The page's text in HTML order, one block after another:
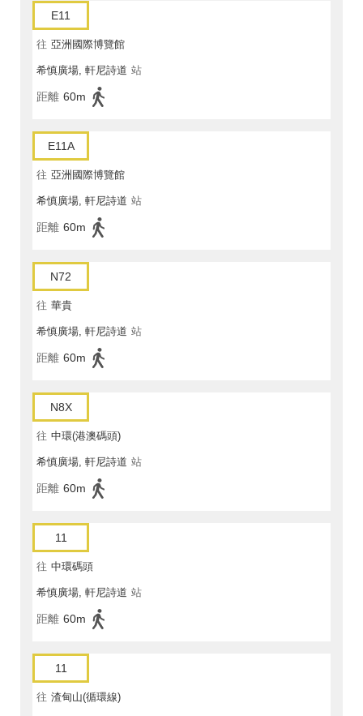
E11
往 亞洲國際博覽館
希慎廣場, 軒尼詩道 站
距離 60m
E11A
往 亞洲國際博覽館
希慎廣場, 軒尼詩道 站
距離 60m
N72
往 華貴
希慎廣場, 軒尼詩道 站
距離 60m
N8X
往 中環(港澳碼頭)
希慎廣場, 軒尼詩道 站
距離 60m
11
往 中環碼頭
希慎廣場, 軒尼詩道 站
距離 60m
11
往 渣甸山(循環線)